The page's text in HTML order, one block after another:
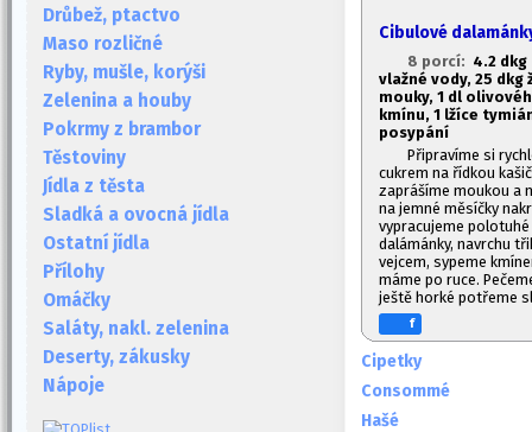
Drůbež, ptactvo
Maso rozličné
Ryby, mušle, korýši
Zelenina a houby
Pokrmy z brambor
Těstoviny
Jídla z těsta
Sladká a ovocná jídla
Ostatní jídla
Přílohy
Omáčky
Saláty, nakl. zelenina
Deserty, zákusky
Nápoje
Cibulové
8 porcí: 4.2 dkg
vlažné vody, 25 dkg
mouky, 1 dl
kmínu, 1 lžíce
posypání
Připravíme si
cukrem na řídkou
zaprášíme moukou a
na jemné měsíčky
vypracujeme
dalámánky, navrchu
vejcem, sypeme
máme po ruce.
ještě horké potřeme
f
Cipetky
Consommé
Hašé